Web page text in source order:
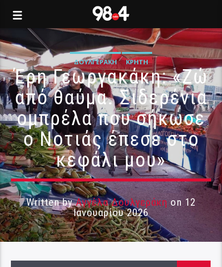
ΔΟΥΛΓΕΡΆΚΗ ΚΡΉΤΗ
Έρη Γεωργακάκη: «Ζώ
από θαύμα. Σιδερένια
ομπρέλα που σήκωσε
ο Νοτιάς έπεσε στο
κεφάλι μου»
Written byΑγγέλα Δουλγεράκηon 12
Ιανουαρίου 2026